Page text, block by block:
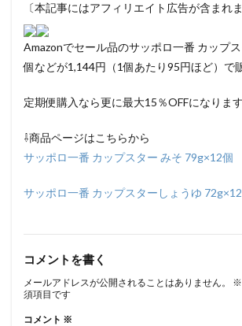
〔本記事にはアフィリエイト広告が含まれま
Amazonでセール品のサッポロ一番 カップ
個などが1,144円（1個あたり95円ほど）で
定期便購入なら更に最大15％OFFになります
⇩商品ページはこちらから
サッポロ一番 カップスター みそ 79g×12個
サッポロ一番 カップスターしょうゆ
コメントを書く
メールアドレスが公開されることはありません。 ※
須項目です
コメント ※